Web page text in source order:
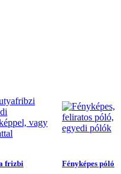
frizbi Fényképes póló